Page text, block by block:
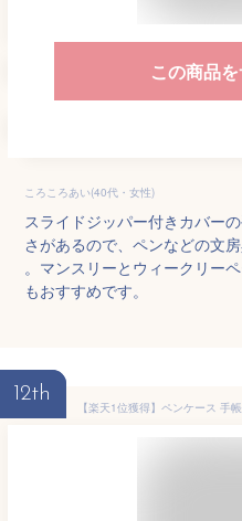
この商品
ころころあい(40代・女性)
スライドジッパー付きカバー
さがあるので、ペンなどの文
。マンスリーとウィークリー
もおすすめです。
12th